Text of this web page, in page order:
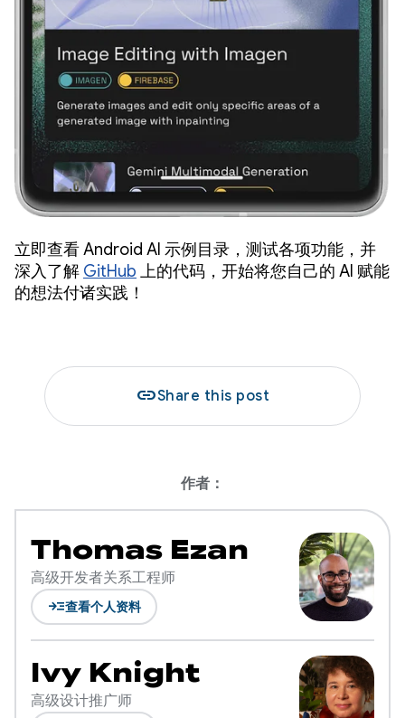
立即查看 Android AI 示例目录，测试各项功能，并
深入了解 GitHub 上的代码，开始将您自己的 AI 赋能
的想法付诸实践！
linkShare this post
作者：
Thomas Ezan
高级开发者关系工程师
read_more查看个人资料
Ivy Knight
高级设计推广师